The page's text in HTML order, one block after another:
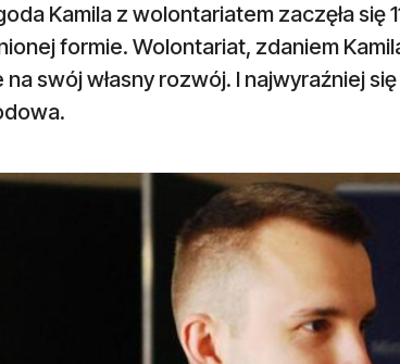
Kamila z wolontariatem zaczęła się
formie. Wolontariat, zdaniem
na swój własny rozwój. I najwyraźniej